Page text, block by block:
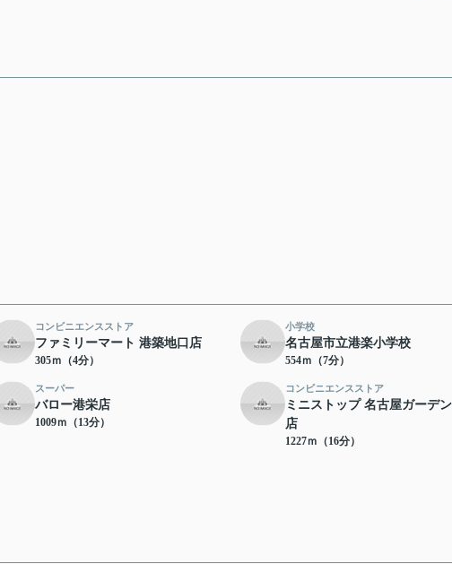
コンビニエンスストア
ファミリーマート 港築地口店
305ｍ（4分）
小学校
名古屋市立港楽小学校
554ｍ（7分）
スーパー
バロー港栄店
1009ｍ（13分）
コンビニエンスストア
ミニストップ 名古屋ガーデ
店
1227ｍ（16分）